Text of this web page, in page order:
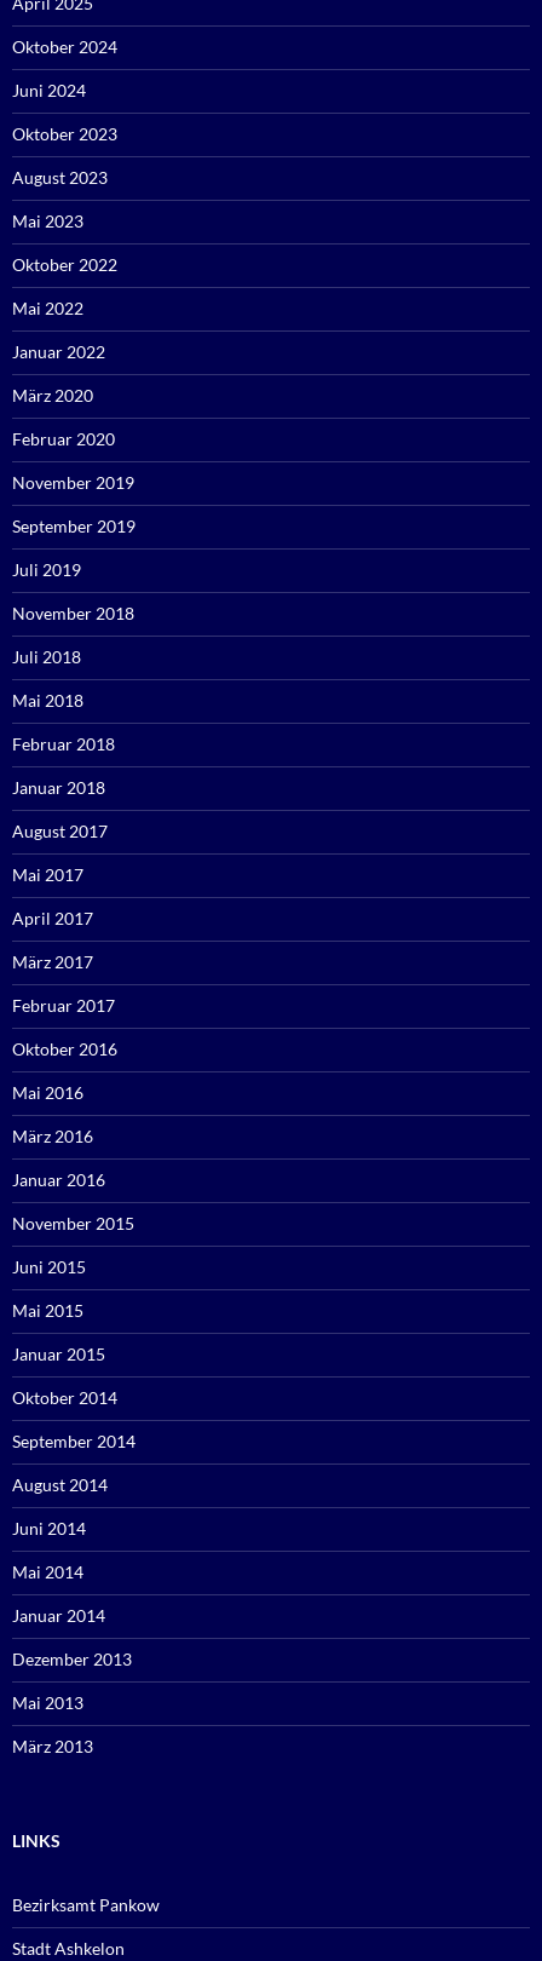
Oktober 2024
Juni 2024
Oktober 2023
August 2023
Mai 2023
Oktober 2022
Mai 2022
Januar 2022
März 2020
Februar 2020
November 2019
September 2019
Juli 2019
November 2018
Juli 2018
Mai 2018
Februar 2018
Januar 2018
August 2017
Mai 2017
April 2017
März 2017
Februar 2017
Oktober 2016
Mai 2016
März 2016
Januar 2016
November 2015
Juni 2015
Mai 2015
Januar 2015
Oktober 2014
September 2014
August 2014
Juni 2014
Mai 2014
Januar 2014
Dezember 2013
Mai 2013
März 2013
LINKS
Bezirksamt Pankow
Stadt Ashkelon